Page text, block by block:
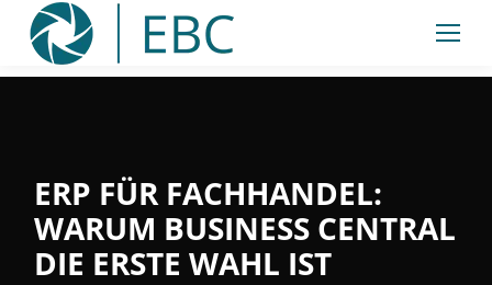
springen
ERP FÜR FACHHANDEL:
WARUM BUSINESS CENTRAL
DIE ERSTE WAHL IST